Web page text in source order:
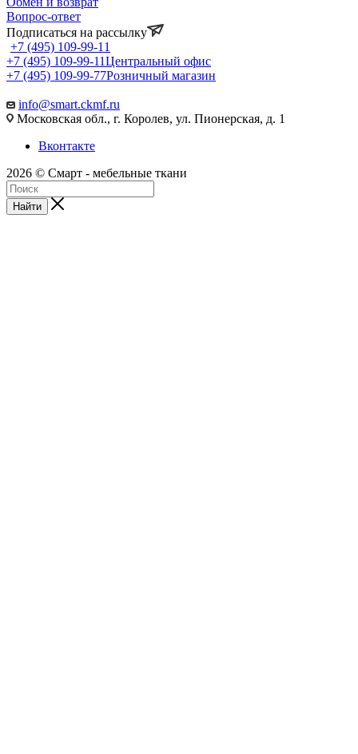
Вопрос-ответ
Подписаться на рассылку
+7 (495) 109-99-11
+7 (495) 109-99-11Центральный офис
+7 (495) 109-99-77Розничный магазин
info@smart.ckmf.ru
Московская обл., г. Королев, ул. Пионерская, д. 1
Вконтакте
2026 © Смарт - мебельные ткани
Найти